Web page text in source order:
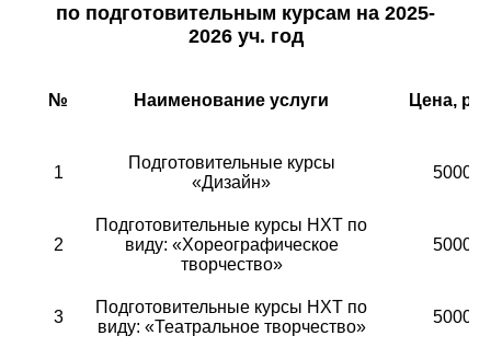
по подготовительным курсам на 2025-
2026 уч. год
№ Наименование услуги Цена,
1
Подготовительные курсы
«Дизайн»
5000
2
Подготовительные курсы НХТ по
виду: «Хореографическое
творчество»
5000
3
Подготовительные курсы НХТ по
виду: «Театральное творчество»
5000